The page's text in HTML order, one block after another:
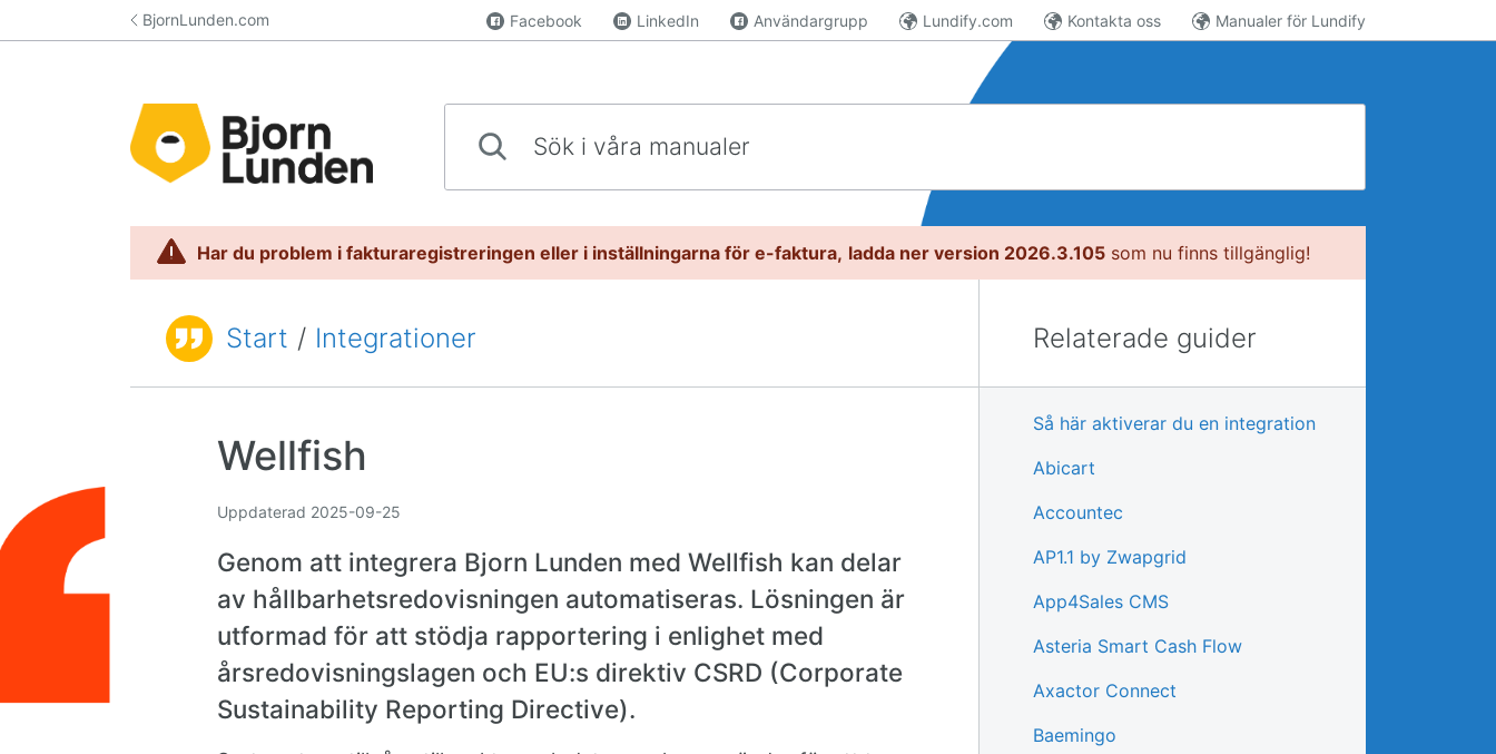
Hoppa till innehållBjornLunden.com Facebook LinkedIn Användargrupp Lundify.com Kontakta oss Manualer för Lundify
Har du problem i fakturaregistreringen eller i inställningarna för e-faktura, ladda ner version 2026.3.105 som nu finns tillgänglig!
Du är här:Start / Integrationer
Wellfish
Uppdaterad 2025-09-25
Genom att integrera Bjorn Lunden med Wellfish kan delar
av hållbarhetsredovisningen automatiseras. Lösningen är
utformad för att stödja rapportering i enlighet med
årsredovisningslagen och EU:s direktiv CSRD (Corporate
Sustainability Reporting Directive).
Relaterade guider
Så här aktiverar du en integration
Abicart
Accountec
AP1.1 by Zwapgrid
App4Sales CMS
Asteria Smart Cash Flow
Axactor Connect
Baemingo